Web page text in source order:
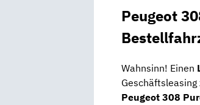
Peugeot
Wahnsinn! Einen
Peugeot 308